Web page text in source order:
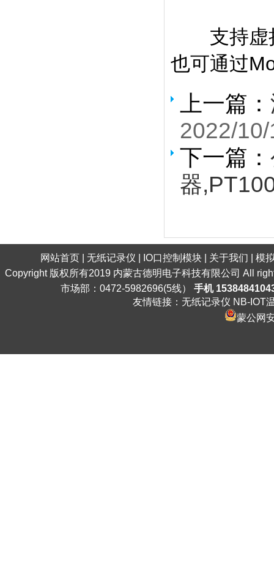
支持虚拟
也可通过
上一篇：
2022/
下一篇：
器
网站首页 无纸记录仪 IO口控制模块 关于我们
模
Copyright 版权所有2019 内蒙古德明电子科技有限公司 All
市场部：0472-5982696(5线） 手机
友情链接： 无纸记录仪 NB-IOT
蒙公网